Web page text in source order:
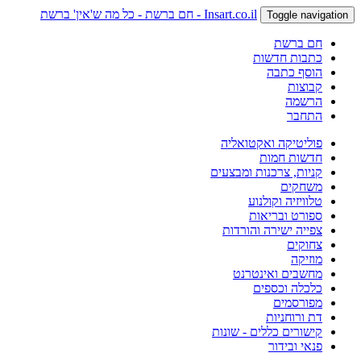
Toggle navigation Insart.co.il - חם ברשת - כל מה ש'אין' ברשת
חם ברשת
כתבות חדשות
הוסף כתבה
קבוצות
הרשמה
התחבר
פוליטיקה ואקטואליה
חדשות חמות
קניות, צרכנות ומבצעים
משחקים
טלוויזיה וקולנוע
ספורט ובריאות
צפייה ישירה והורדות
צחוקים
מוזיקה
מחשבים ואינטרנט
כלכלה וכספים
מפורסמים
דת ורוחניות
קישורים כללים - שונות
פנאי ובידור